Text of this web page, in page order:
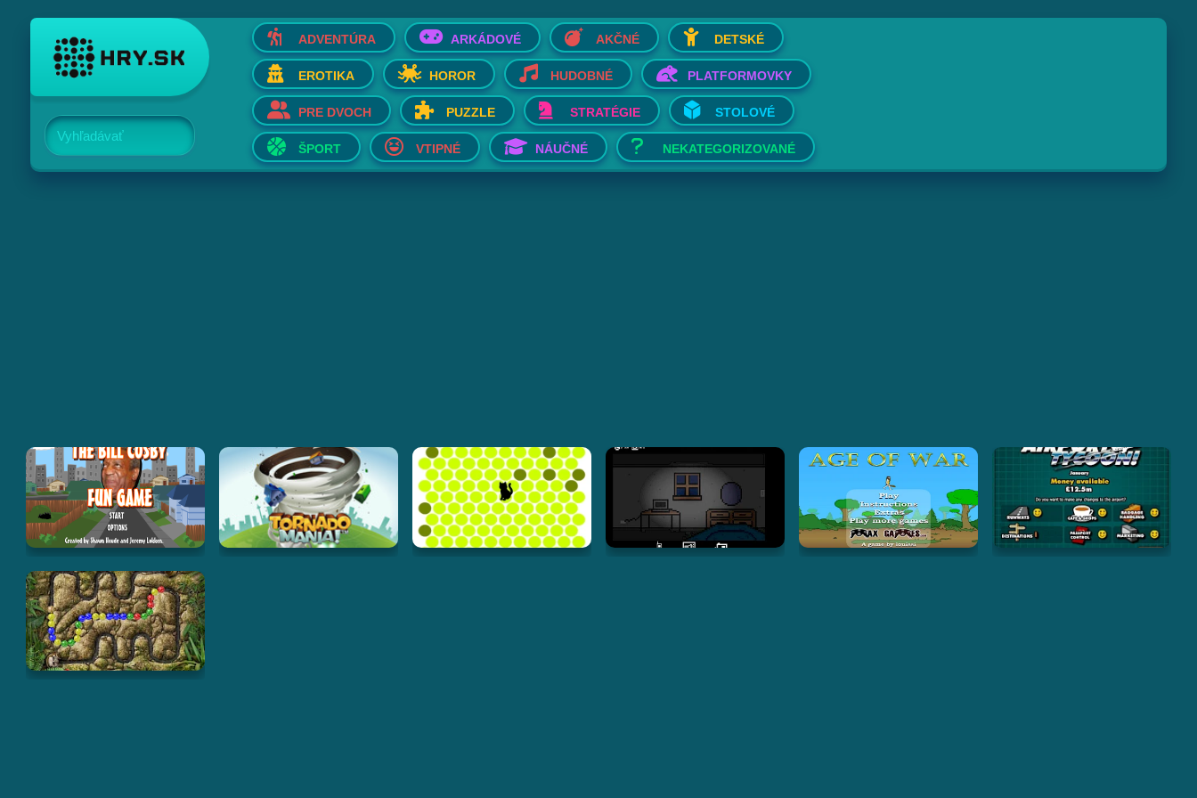
Vyhľadávať
ADVENTÚRA ARKÁDOVÉ AKČNÉ DETSKÉ
EROTIKA HOROR HUDOBNÉ PLATFORMOVKY
PRE DVOCH PUZZLE STRATÉGIE STOLOVÉ
ŠPORT VTIPNÉ NÁUČNÉ NEKATEGORIZOVANÉ